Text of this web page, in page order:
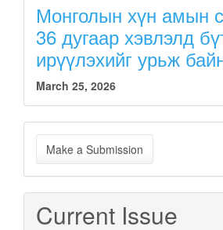
Монголын хүн амын
36 дугаар хэвлэлд
ирүүлэхийг урьж
March 25, 2026
Make
a
Submission
Make a Submission
Current Issue